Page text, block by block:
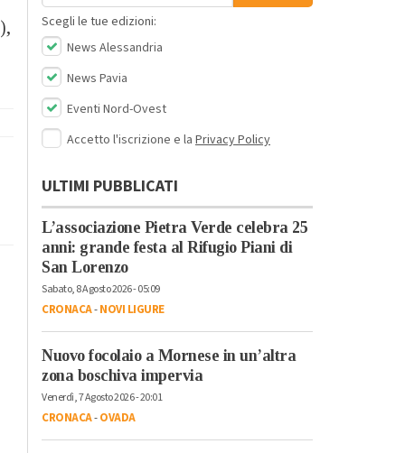
),
Scegli le tue edizioni:
News Alessandria
News Pavia
Eventi Nord-Ovest
Accetto l'iscrizione e la Privacy Policy
ULTIMI PUBBLICATI
L’associazione Pietra Verde celebra 25
anni: grande festa al Rifugio Piani di
San Lorenzo
Sabato, 8 Agosto 2026 - 05:09
CRONACA-NOVI LIGURE
Nuovo focolaio a Mornese in un’altra
zona boschiva impervia
Venerdì, 7 Agosto 2026 - 20:01
CRONACA-OVADA